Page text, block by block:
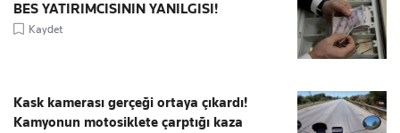
BES YATIRIMCISININ YANILGISI!
Kaydet
Kask kamerası gerçeği ortaya çıkardı!
Kamyonun motosiklete çarptığı kaza